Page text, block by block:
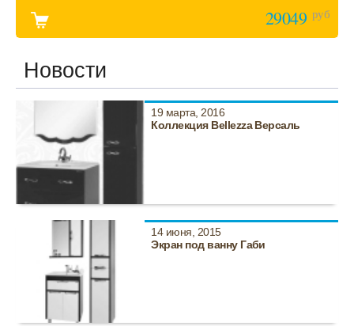
29049 руб
Новости
19 марта, 2016
Коллекция Bellezza Версаль
14 июня, 2015
Экран под ванну Габи